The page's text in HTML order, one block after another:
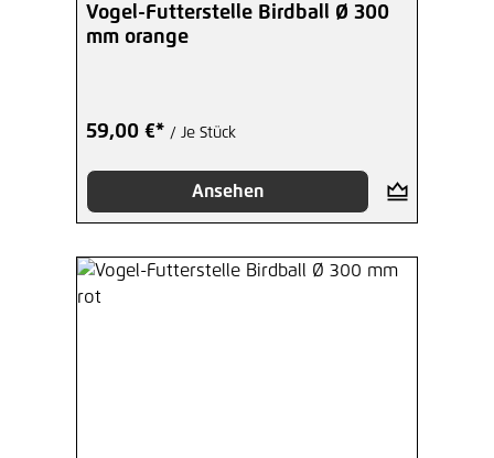
Vogel-Futterstelle Birdball Ø 300
mm orange
59,00 €* / Je Stück
Ansehen